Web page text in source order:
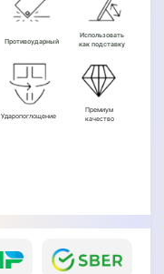
Противоударный
Использовать
как подставку
Ударопоглощение
Премиум
качество